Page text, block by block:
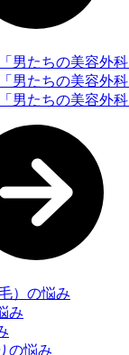
男たちの美容外
男たちの美容外
男たちの美容外
）の悩み
み
の悩み